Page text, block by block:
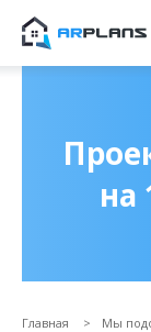
на
Главная Мы